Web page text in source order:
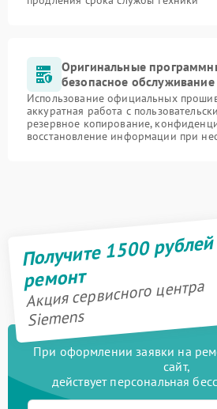
Оригинальные
безопасное
Использование официальных
аккуратная работа с
резервное копирование,
восстановление информации при
Получите 1500
ремонт
Акция сервисного центра
Siemens
При оформлении заявки на
сайт,
действует персональная